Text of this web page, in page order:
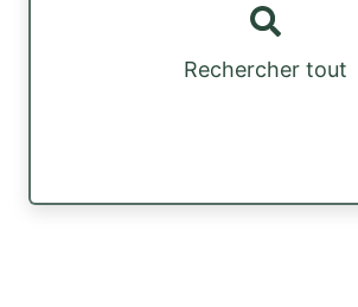
Rechercher tout